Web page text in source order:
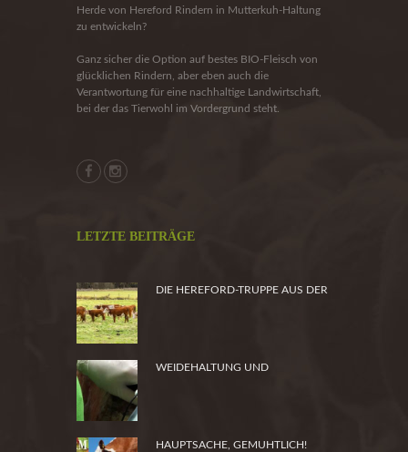
Herde von Hereford Rindern in Mutterkuh-Haltung
zu entwickeln?
Ganz sicher die Option auf bestes BIO-Fleisch von
glücklichen Rindern, aber eben auch die
Verantwortung für eine nachhaltige Landwirtschaft,
bei der das Tierwohl im Vordergrund steht.
LETZTE BEITRÄGE
DIE HEREFORD-TRUPPE AUS DER
WEIDEHALTUNG UND
HAUPTSACHE, GEMUHTLICH!